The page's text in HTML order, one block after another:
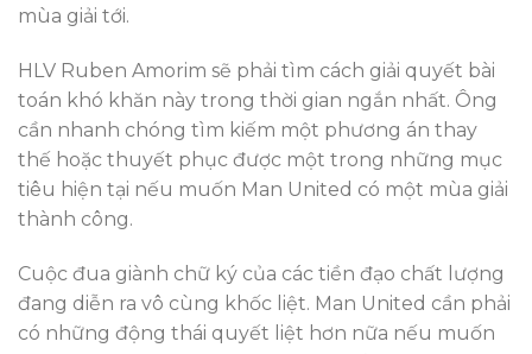
mùa giải tới.
HLV Ruben Amorim sẽ phải tìm cách giải quyết bài
toán khó khăn này trong thời gian ngắn nhất. Ông
cần nhanh chóng tìm kiếm một phương án thay
thế hoặc thuyết phục được một trong những mục
tiêu hiện tại nếu muốn Man United có một mùa giải
thành công.
Cuộc đua giành chữ ký của các tiền đạo chất lượng
đang diễn ra vô cùng khốc liệt. Man United cần phải
có những động thái quyết liệt hơn nữa nếu muốn